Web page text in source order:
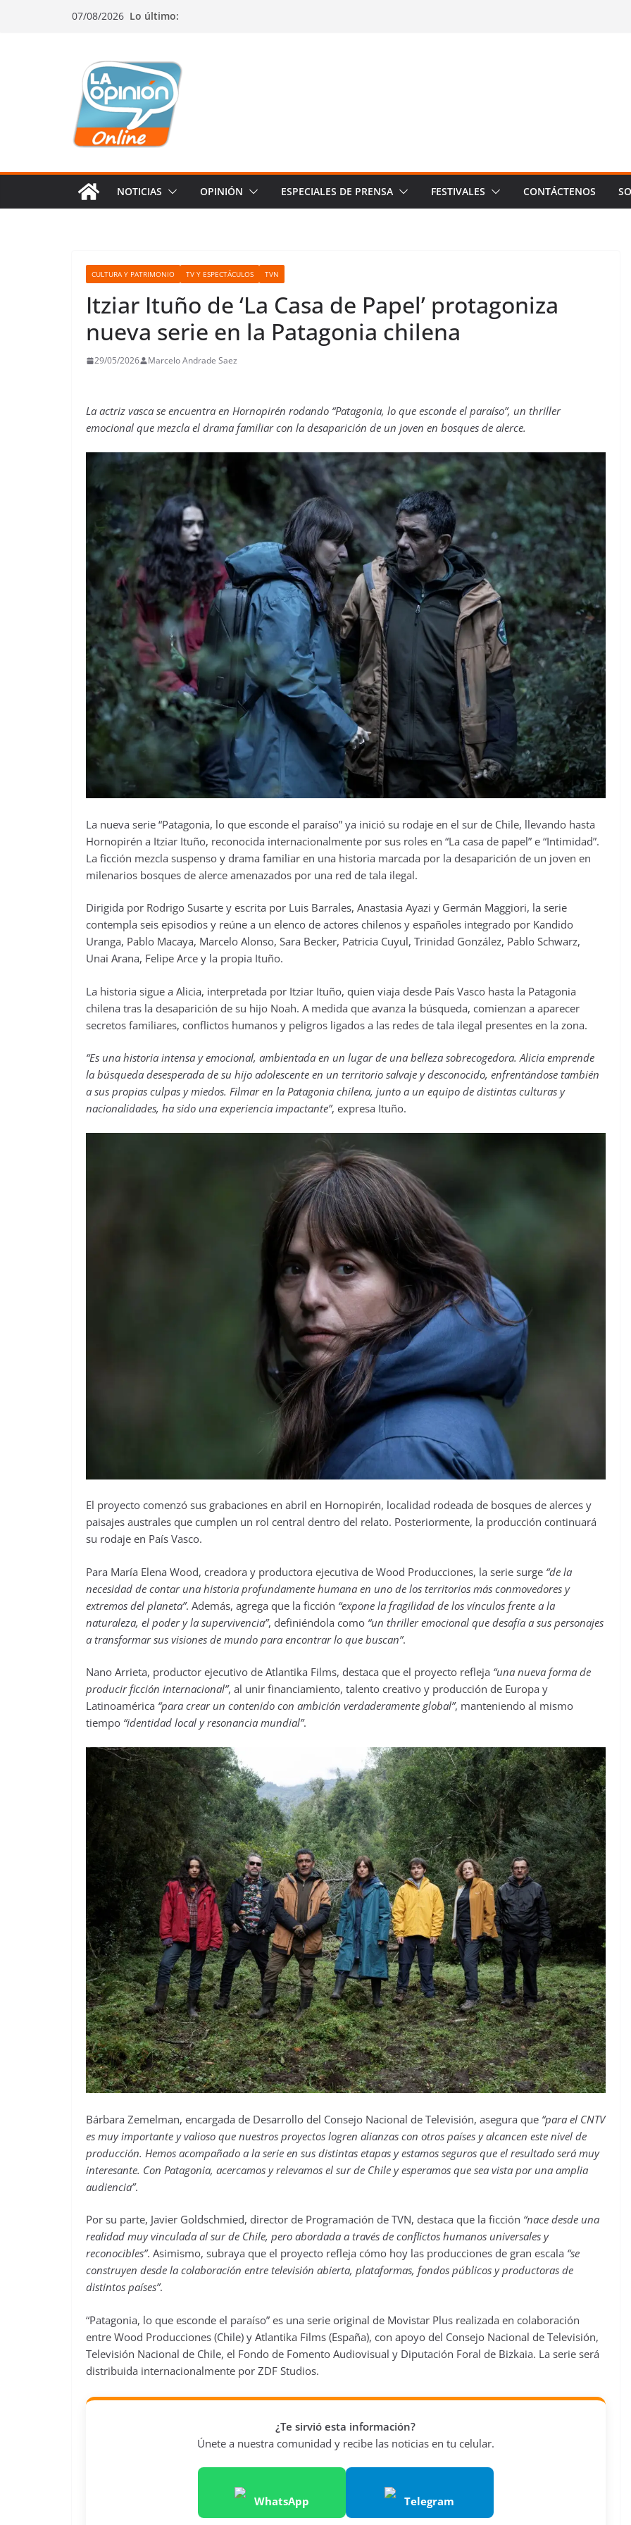
07/08/2026 Lo último:
NOTICIAS OPINIÓN ESPECIALES DE PRENSA FESTIVALES CONTÁCTENOS
CULTURA Y PATRIMONIO TV Y ESPECTÁCULOS TVN
Itziar Ituño de ‘La Casa de Papel’ protagoniza
nueva serie en la Patagonia chilena
29/05/2026 Marcelo Andrade Saez
La actriz vasca se encuentra en Hornopirén rodando “Patagonia, lo que esconde el paraíso”, un thriller
emocional que mezcla el drama familiar con la desaparición de un joven en bosques de alerce.
La nueva serie “Patagonia, lo que esconde el paraíso” ya inició su rodaje en el sur de Chile, llevando hasta
Hornopirén a Itziar Ituño, reconocida internacionalmente por sus roles en “La casa de papel” e “Intimidad”.
La ficción mezcla suspenso y drama familiar en una historia marcada por la desaparición de un joven en
milenarios bosques de alerce amenazados por una red de tala ilegal.
Dirigida por Rodrigo Susarte y escrita por Luis Barrales, Anastasia Ayazi y Germán Maggiori, la serie
contempla seis episodios y reúne a un elenco de actores chilenos y españoles integrado por Kandido
Uranga, Pablo Macaya, Marcelo Alonso, Sara Becker, Patricia Cuyul, Trinidad González, Pablo Schwarz,
Unai Arana, Felipe Arce y la propia Ituño.
La historia sigue a Alicia, interpretada por Itziar Ituño, quien viaja desde País Vasco hasta la Patagonia
chilena tras la desaparición de su hijo Noah. A medida que avanza la búsqueda, comienzan a aparecer
secretos familiares, conflictos humanos y peligros ligados a las redes de tala ilegal presentes en la zona.
“Es una historia intensa y emocional, ambientada en un lugar de una belleza sobrecogedora. Alicia emprende
la búsqueda desesperada de su hijo adolescente en un territorio salvaje y desconocido, enfrentándose también
a sus propias culpas y miedos. Filmar en la Patagonia chilena, junto a un equipo de distintas culturas y
nacionalidades, ha sido una experiencia impactante”, expresa Ituño.
El proyecto comenzó sus grabaciones en abril en Hornopirén, localidad rodeada de bosques de alerces y
paisajes australes que cumplen un rol central dentro del relato. Posteriormente, la producción continuará
su rodaje en País Vasco.
Para María Elena Wood, creadora y productora ejecutiva de Wood Producciones, la serie surge “de la
necesidad de contar una historia profundamente humana en uno de los territorios más conmovedores y
extremos del planeta”. Además, agrega que la ficción “expone la fragilidad de los vínculos frente a la
naturaleza, el poder y la supervivencia”, definiéndola como “un thriller emocional que desafía a sus personajes
a transformar sus visiones de mundo para encontrar lo que buscan”.
Nano Arrieta, productor ejecutivo de Atlantika Films, destaca que el proyecto refleja “una nueva forma de
producir ficción internacional”, al unir financiamiento, talento creativo y producción de Europa y
Latinoamérica “para crear un contenido con ambición verdaderamente global”, manteniendo al mismo
tiempo “identidad local y resonancia mundial”.
Bárbara Zemelman, encargada de Desarrollo del Consejo Nacional de Televisión, asegura que “para el CNTV
es muy importante y valioso que nuestros proyectos logren alianzas con otros países y alcancen este nivel de
producción. Hemos acompañado a la serie en sus distintas etapas y estamos seguros que el resultado será muy
interesante. Con Patagonia, acercamos y relevamos el sur de Chile y esperamos que sea vista por una amplia
audiencia”.
Por su parte, Javier Goldschmied, director de Programación de TVN, destaca que la ficción “nace desde una
realidad muy vinculada al sur de Chile, pero abordada a través de conflictos humanos universales y
reconocibles”. Asimismo, subraya que el proyecto refleja cómo hoy las producciones de gran escala “se
construyen desde la colaboración entre televisión abierta, plataformas, fondos públicos y productoras de
distintos países”.
“Patagonia, lo que esconde el paraíso” es una serie original de Movistar Plus realizada en colaboración
entre Wood Producciones (Chile) y Atlantika Films (España), con apoyo del Consejo Nacional de Televisión,
Televisión Nacional de Chile, el Fondo de Fomento Audiovisual y Diputación Foral de Bizkaia. La serie será
distribuida internacionalmente por ZDF Studios.
¿Te sirvió esta información?
Únete a nuestra comunidad y recibe las noticias en tu celular.
WhatsApp Telegram